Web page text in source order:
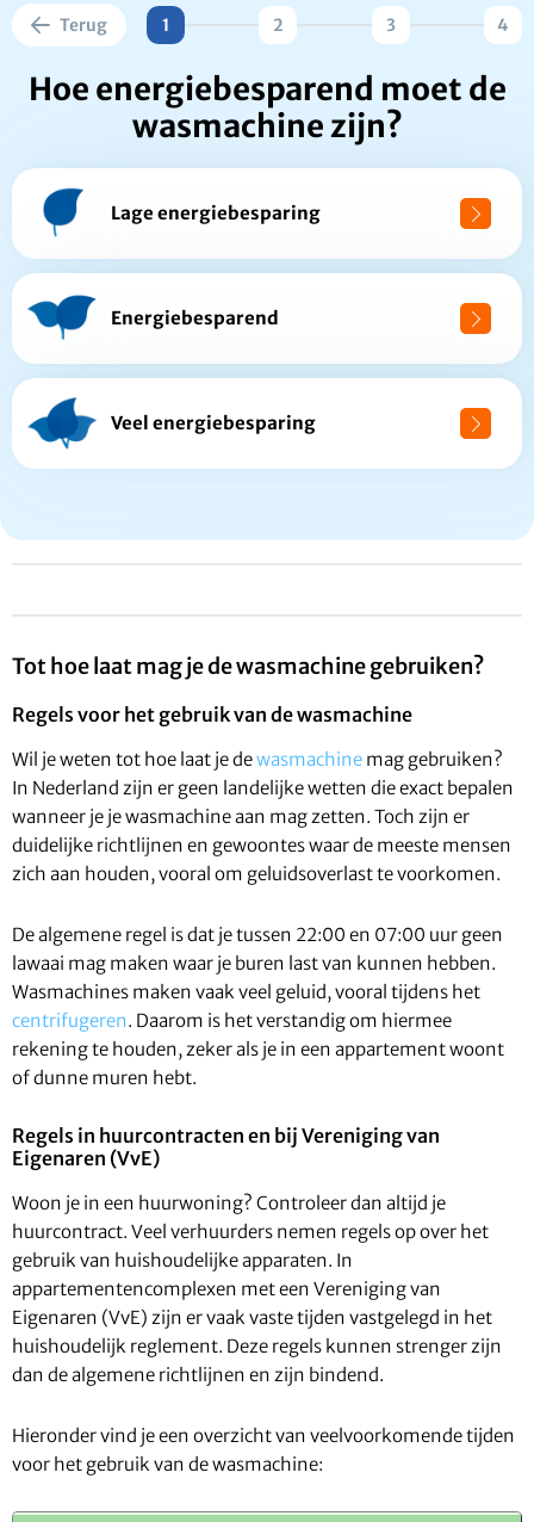
Terug 1 2 3 4
Hoe energiebesparend moet de
wasmachine zijn?
Lage energiebesparing
Energiebesparend
Veel energiebesparing
Tot hoe laat mag je de wasmachine gebruiken?
Regels voor het gebruik van de wasmachine
Wil je weten tot hoe laat je dewasmachine mag gebruiken?
In Nederland zijn er geen landelijke wetten die exact bepalen
wanneer je je wasmachine aan mag zetten. Toch zijn er
duidelijke richtlijnen en gewoontes waar de meeste mensen
zich aan houden, vooral om geluidsoverlast te voorkomen.
De algemene regel is dat je tussen 22:00 en 07:00 uur geen
lawaai mag maken waar je buren last van kunnen hebben.
Wasmachines maken vaak veel geluid, vooral tijdens het
centrifugeren. Daarom is het verstandig om hiermee
rekening te houden, zeker als je in een appartement woont
of dunne muren hebt.
Regels in huurcontracten en bij Vereniging van
Eigenaren (VvE)
Woon je in een huurwoning? Controleer dan altijd je
huurcontract. Veel verhuurders nemen regels op over het
gebruik van huishoudelijke apparaten. In
appartementencomplexen met een Vereniging van
Eigenaren (VvE) zijn er vaak vaste tijden vastgelegd in het
huishoudelijk reglement. Deze regels kunnen strenger zijn
dan de algemene richtlijnen en zijn bindend.
Hieronder vind je een overzicht van veelvoorkomende tijden
voor het gebruik van de wasmachine: